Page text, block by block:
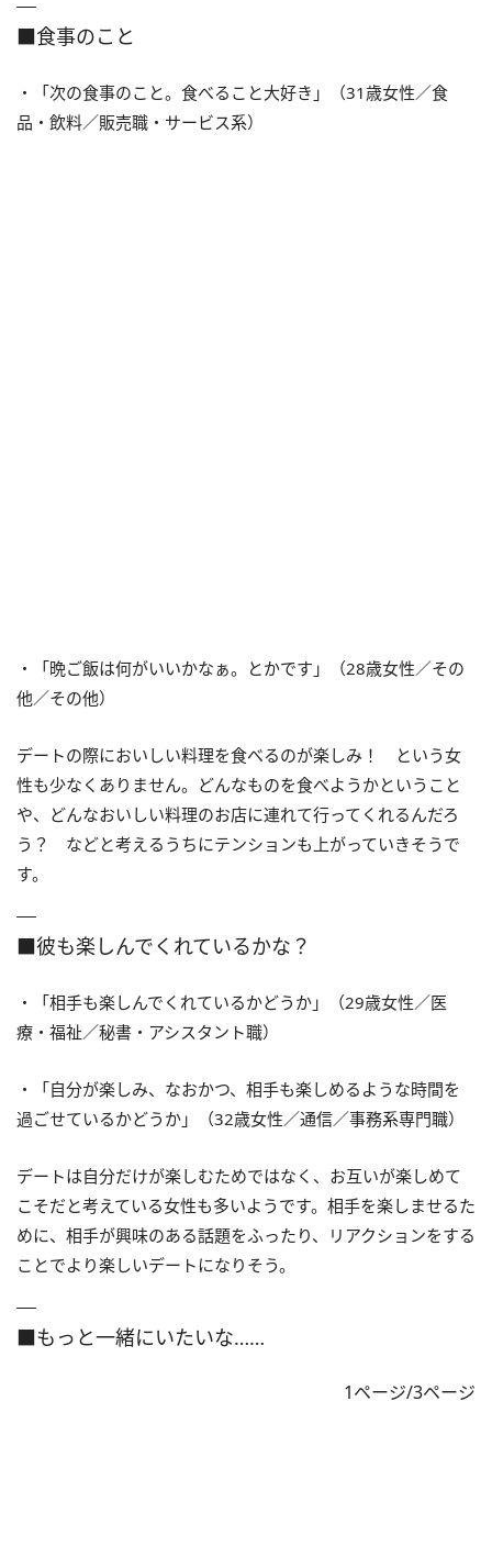
■食事のこと
・「次の食事のこと。食べること大好き」（31歳女性／食
品・飲料／販売職・サービス系）
・「晩ご飯は何がいいかなぁ。とかです」（28歳女性／その
他／その他）
デートの際においしい料理を食べるのが楽しみ！ という女
性も少なくありません。どんなものを食べようかということ
や、どんなおいしい料理のお店に連れて行ってくれるんだろ
う？ などと考えるうちにテンションも上がっていきそうで
す。
■彼も楽しんでくれているかな？
・「相手も楽しんでくれているかどうか」（29歳女性／医
療・福祉／秘書・アシスタント職）
・「自分が楽しみ、なおかつ、相手も楽しめるような時間を
過ごせているかどうか」（32歳女性／通信／事務系専門職）
デートは自分だけが楽しむためではなく、お互いが楽しめて
こそだと考えている女性も多いようです。相手を楽しませるた
めに、相手が興味のある話題をふったり、リアクションをする
ことでより楽しいデートになりそう。
■もっと一緒にいたいな……
1ページ/3ページ